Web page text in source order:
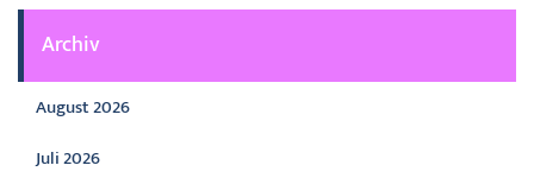
Archiv
August 2026
Juli 2026